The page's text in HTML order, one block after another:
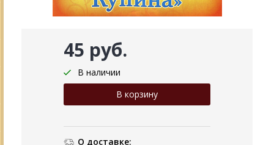
45 руб.
В наличии
О доставке: